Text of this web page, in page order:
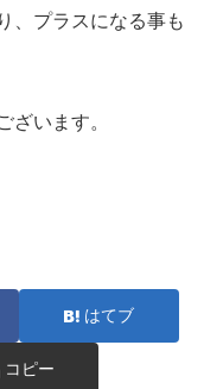
、プラスになる事も
ざいます。
はてブ
コピー